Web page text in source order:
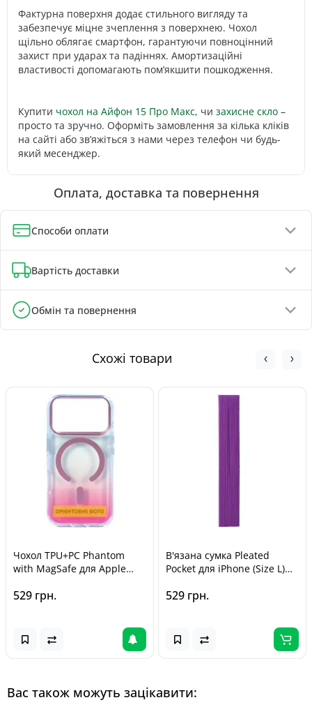
Фактурна поверхня додає стильного вигляду та
забезпечує міцне зчеплення з поверхнею. Чохол
щільно облягає смартфон, гарантуючи повноцінний
захист при ударах та падіннях. Амортизаційні
властивості допомагають пом’якшити пошкодження.
Купити чохол на Айфон 15 Про Макс, чи захисне скло –
просто та зручно. Оформіть замовлення за кілька кліків
на сайті або зв’яжіться з нами через телефон чи будь-
який месенджер.
Оплата, доставка та повернення
Способи оплати
Оплата при отриманні (до 130 грн - повна передплата)
Онлайн-оплата карткою, GPay, ApplePay
Вартість доставки
Відділення Нової Пошти - від 90 грн
Поштомати Нової Пошти - від 100 грн
Обмін та повернення
моменту покупки, відповідно до Закону України «Про
захист прав споживачів».Схожі товари
Чохол TPU+PC Phantom
with MagSafe для Apple
529 грн.
В'язана сумка Pleated
Pocket для iPhone (Size L)
529 грн.
Вас також можуть зацікавити: